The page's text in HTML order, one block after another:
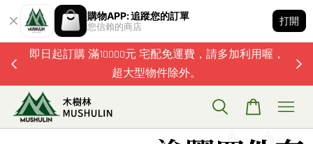
購物APP: 追蹤您的訂單
您信賴的商店
打開
即日起訂購 滿10000元 宅配免運費，請多加利用喔，
超大型物件除外。